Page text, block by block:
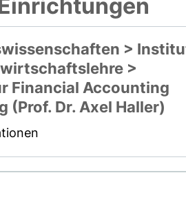
>
>
Financial Accounting
(Prof. Dr. Axel Haller)